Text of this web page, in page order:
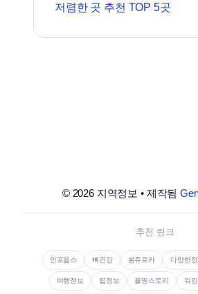
저렴한 곳 추천 TOP 5곳
© 2026 지역정보 • 제작됨
추천 링크
인포웁스 뼈건강 봉쥬르카 다양한정
여행정보 팁정보 올띵스토리 워